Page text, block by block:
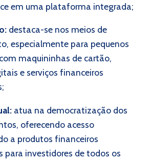
em uma plataforma integrada;
destaca-se nos meios de
especialmente para pequenos
maquininhas de cartão,
e serviços financeiros
atua na democratização dos
oferecendo acesso
a produtos financeiros
para investidores de todos os